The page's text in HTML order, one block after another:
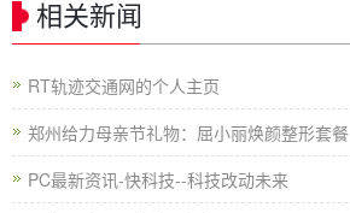
相关新闻
RT轨迹交通网的个人主页
郑州给力母亲节礼物：屈小丽焕颜整形套餐
PC最新资讯-快科技--科技改动未来